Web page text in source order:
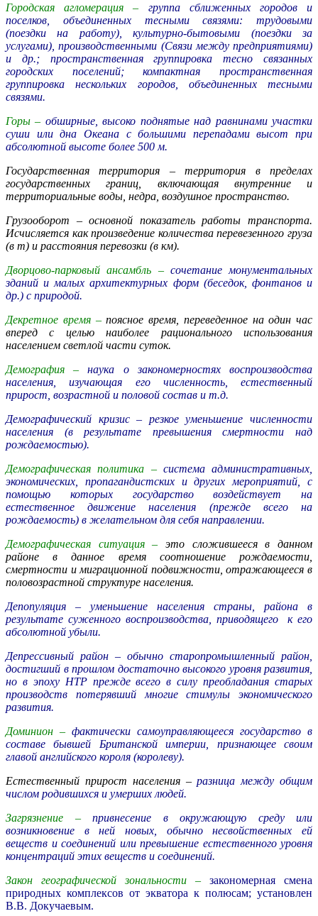
Городская агломерация –
группа сближенных городов и
поселков, объединенных тесными связями: трудовыми
(поездки на работу), культурно-бытовыми (поездки за
услугами), производственными (Связи между предприятиями)
и др.; пространственная группировка тесно связанных
городских поселений; компактная пространственная
группировка нескольких городов, объединенных тесными
связями.
Горы – обширные, высоко поднятые над равнинами участки
суши или дна Океана с большими перепадами высот при
абсолютной высоте более 500 м.
Государственная территория –территория в пределах
государственных границ, включающая внутренние и
территориальные воды, недра, воздушное пространство.
Грузооборот –основной показатель работы транспорта.
Исчисляется как произведение количества перевезенного груза
(в т) и расстояния перевозки (в км).
Дворцово-парковый ансамбль –сочетание монументальных
зданий и малых архитектурных форм (беседок, фонтанов и
др.) с природой.
Декретное время –поясное время, переведенное на один час
вперед с целью наиболее рационального использования
населением светлой части суток.
Демография –
наука о закономерностях воспроизводства
населения, изучающая его численность, естественный
прирост, возрастной и половой состав и т.д.
Демографический кризис – резкое уменьшение численности
населения (в результате превышения смертности над
рождаемостью).
Демографическая политика – система административных,
экономических, пропагандистских и других мероприятий, с
помощью которых государство воздействует на
естественное движение населения (прежде всего на
рождаемость) в желательном для себя направлении.
Демографическая ситуация – это сложившееся в данном
районе в данное время соотношение рождаемости,
смертности и миграционной подвижности, отражающееся в
половозрастной структуре населения.
Депопуляция – уменьшение населения страны, района в
результате суженного воспроизводства, приводящего к его
абсолютной убыли.
Депрессивный район – обычно старопромышленный район,
достигший в прошлом достаточно высокого уровня развития,
но в эпоху НТР прежде всего в силу преобладания старых
производств потерявший многие стимулы экономического
развития.
Доминион – фактически самоуправляющееся государство в
составе бывшей Британской империи, признающее своим
главой английского короля (королеву).
Естественный прирост населения – разница между общим
числом родившихся и умерших людей.
Загрязнение –привнесение в окружающую среду или
возникновение в ней новых, обычно несвойственных ей
веществ и соединений или превышение естественного уровня
концентраций этих веществ и соединений.
Закон географической зональности – закономерная смена
природных комплексов от экватора к полюсам; установлен
В.В. Докучаевым.